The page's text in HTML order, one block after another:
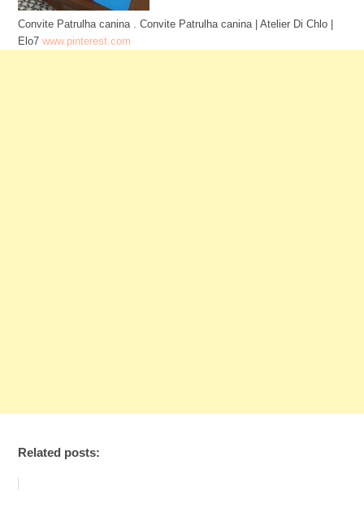
Convite Patrulha canina . Convite Patrulha canina | Atelier Di Chlo |
Elo7 www.pinterest.com
Related posts: